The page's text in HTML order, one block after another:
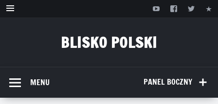
Przejdź
BLISKO POLSKI
PANEL BOCZNY
MENU